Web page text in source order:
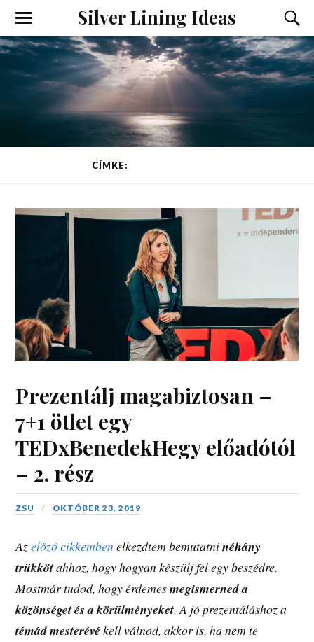
Silver Lining Ideas
Toggle
the
mobile
menu
the
field
CÍMKE:
Prezentálj magabiztosan –
7+1 ötlet egy
TEDxBenedekHegy előadótól
– 2. rész
ZSU OKTÓBER 23, 2019
Azelőző cikkembenelkezdtem bemutatninéhány
trükkötahhoz, hogy hogyan készülj fel egy beszédre.
Mostmár tudod, hogy érdemesmegismerned a
közönséget és a körülményeket. A jó prezentáláshoz a
témád mesterévékell válnod, akkor is, ha nem te